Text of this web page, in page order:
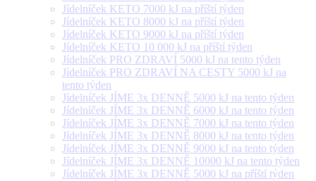
Jídelníček KETO 7000 kJ na příští týden
Jídelníček KETO 8000 kJ na příští týden
Jídelníček KETO 9000 kJ na příští týden
Jídelníček KETO 10 000 kJ na příští týden
Jídelníček PRO ZDRAVÍ 5000 kJ na tento týden
Jídelníček PRO ZDRAVÍ NA CESTY 5000 kJ na
tento týden
Jídelníček JÍME 3x DENNĚ 5000 kJ na tento týden
Jídelníček JÍME 3x DENNĚ 6000 kJ na tento týden
Jídelníček JÍME 3x DENNĚ 7000 kJ na tento týden
Jídelníček JÍME 3x DENNĚ 8000 kJ na tento týden
Jídelníček JÍME 3x DENNĚ 9000 kJ na tento týden
Jídelníček JÍME 3x DENNĚ 10000 kJ na tento týden
Jídelníček JÍME 3x DENNĚ 5000 kJ na příští týden